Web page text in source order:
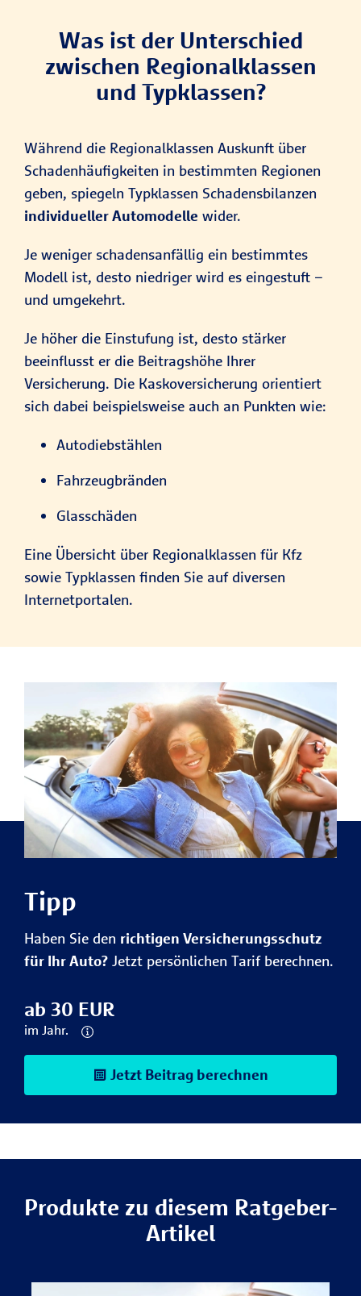
Was ist der Unterschied
zwischen Regionalklassen
und Typklassen?
Während die Regionalklassen Auskunft über
Schadenhäufigkeiten in bestimmten Regionen
geben, spiegeln Typklassen Schadensbilanzen
individueller Automodelle wider.
Je weniger schadensanfällig ein bestimmtes
Modell ist, desto niedriger wird es eingestuft –
und umgekehrt.
Je höher die Einstufung ist, desto stärker
beeinflusst er die Beitragshöhe Ihrer
Versicherung. Die Kaskoversicherung orientiert
sich dabei beispielsweise auch an Punkten wie:
Autodiebstählen
Fahrzeugbränden
Glasschäden
Eine Übersicht über Regionalklassen für Kfz
sowie Typklassen finden Sie auf diversen
Internetportalen.
Tipp
Haben Sie den richtigen Versicherungsschutz
für Ihr Auto? Jetzt persönlichen Tarif berechnen.
ab 30 EUR
im Jahr.
Jetzt Beitrag berechnen
Produkte zu diesem Ratgeber-
Artikel